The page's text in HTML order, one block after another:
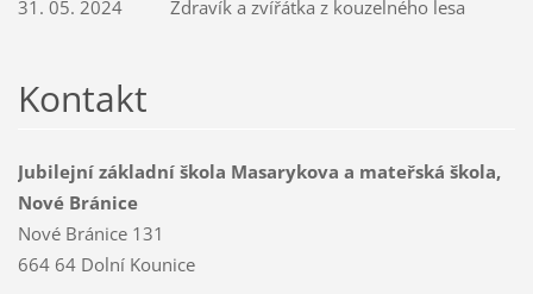
31. 05. 2024 Zdravík a zvířátka z kouzelného lesa
Kontakt
Jubilejní základní škola Masarykova a mateřská škola,
Nové Bránice
Nové Bránice 131
664 64 Dolní Kounice